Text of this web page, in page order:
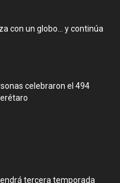
con un globo… y continúa
celebraron el 494
tercera temporada